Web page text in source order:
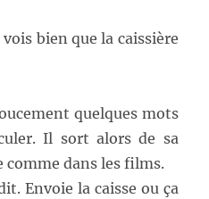
bien que la caissière
quelques mots
Il sort alors de sa
dans les films.
Envoie la caisse ou ça